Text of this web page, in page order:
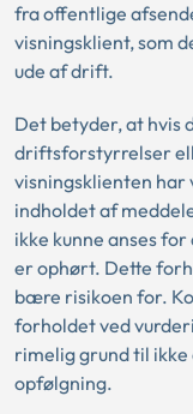
fra offentlige
visningsklient, som
ude af drift.
Det betyder, at hvis
driftsforstyrrelser
visningsklienten
indholdet af
ikke kunne anses
er ophørt. Dette
bære risikoen for.
forholdet ved
rimelig grund til
opfølgning.